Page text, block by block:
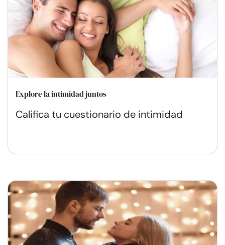
Explore la intimidad juntos
Califica tu cuestionario de intimidad